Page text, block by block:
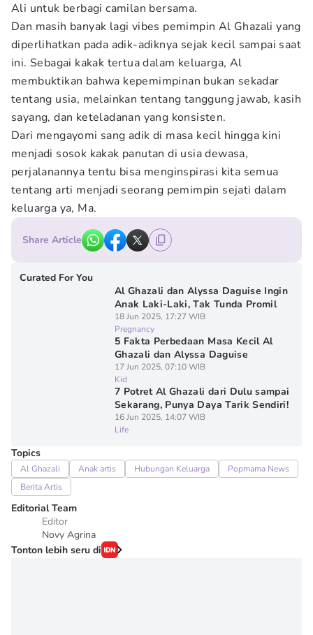
Ali untuk berbagi camilan bersama.
Dan masih banyak lagi vibes pemimpin Al Ghazali yang
diperlihatkan pada adik-adiknya sejak kecil sampai saat
ini. Sebagai kakak tertua dalam keluarga, Al
membuktikan bahwa kepemimpinan bukan sekadar
tentang usia, melainkan tentang tanggung jawab, kasih
sayang, dan keteladanan yang konsisten.
Dari mengayomi sang adik di masa kecil hingga kini
menjadi sosok kakak panutan di usia dewasa,
perjalanannya tentu bisa menginspirasi kita semua
tentang arti menjadi seorang pemimpin sejati dalam
keluarga ya, Ma.
Share Article
Curated For You
Al Ghazali dan Alyssa Daguise Ingin
Anak Laki-Laki, Tak Tunda Promil
18 Jun 2025, 17:27 WIB
Pregnancy
5 Fakta Perbedaan Masa Kecil Al
Ghazali dan Alyssa Daguise
17 Jun 2025, 07:10 WIB
Kid
7 Potret Al Ghazali dari Dulu sampai
Sekarang, Punya Daya Tarik Sendiri!
16 Jun 2025, 14:07 WIB
Life
Topics
Al Ghazali Anak artis Hubungan Keluarga
Popmama News
Berita Artis
Editorial Team
Editor
Novy Agrina
Tonton lebih seru di